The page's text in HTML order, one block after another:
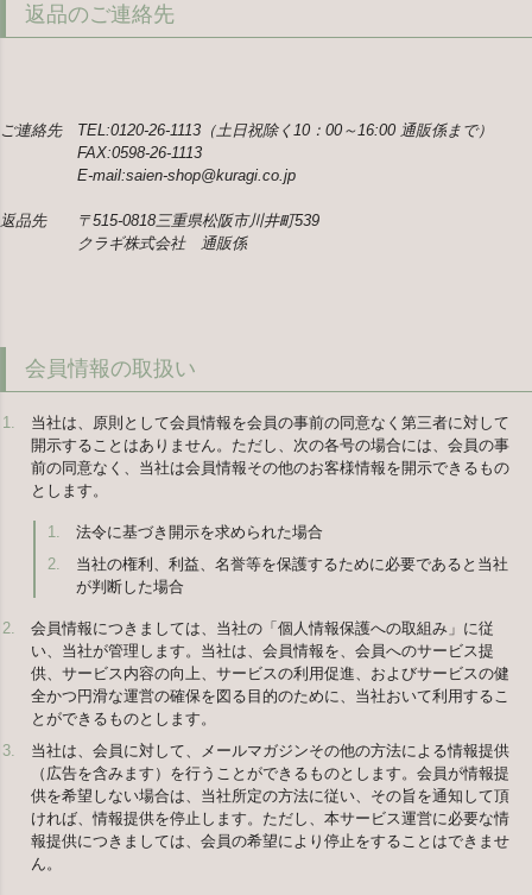
返品のご連絡先
ご連絡先 TEL:0120-26-1113（土日祝除く10：00～16:00 通販係まで）
FAX:0598-26-1113
E-mail:saien-shop@kuragi.co.jp
返品先 〒515-0818三重県松阪市川井町539
クラギ株式会社 通販係
会員情報の取扱い
当社は、原則として会員情報を会員の事前の同意なく第三者に対して
開示することはありません。ただし、次の各号の場合には、会員の事
前の同意なく、当社は会員情報その他のお客様情報を開示できるもの
とします。
法令に基づき開示を求められた場合
当社の権利、利益、名誉等を保護するために必要であると当社
が判断した場合
会員情報につきましては、当社の「個人情報保護への取組み」に従
い、当社が管理します。当社は、会員情報を、会員へのサービス提
供、サービス内容の向上、サービスの利用促進、およびサービスの健
全かつ円滑な運営の確保を図る目的のために、当社おいて利用するこ
とができるものとします。
当社は、会員に対して、メールマガジンその他の方法による情報提供
（広告を含みます）を行うことができるものとします。会員が情報提
供を希望しない場合は、当社所定の方法に従い、その旨を通知して頂
ければ、情報提供を停止します。ただし、本サービス運営に必要な情
報提供につきましては、会員の希望により停止をすることはできませ
ん。